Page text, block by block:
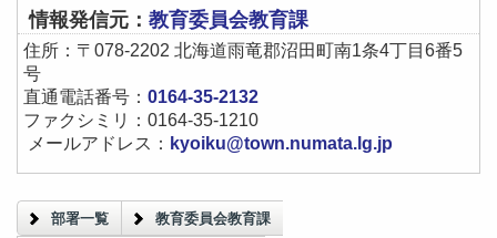
情報発信元： 教育委員会教育課
住所：〒078-2202 北海道雨竜郡沼田町南1条4丁目6番5
号
直通電話番号： 0164-35-2132
ファクシミリ：0164-35-1210
メールアドレス： kyoiku@town.numata.lg.jp
部署一覧 教育委員会教育課